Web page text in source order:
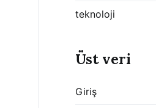
teknoloji
Üst veri
Giriş